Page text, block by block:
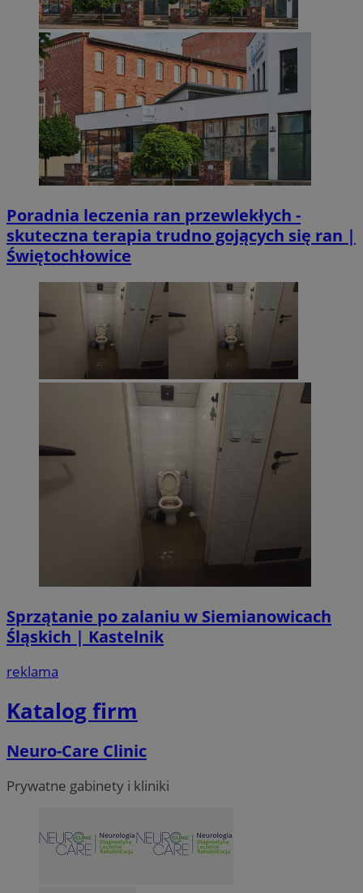
Poradnia leczenia ran przewlekłych -
skuteczna terapia trudno gojących się ran |
Świętochłowice
Sprzątanie po zalaniu w Siemianowicach
Śląskich | Kastelnik
reklama
Katalog firm
Neuro-Care Clinic
Prywatne gabinety i kliniki